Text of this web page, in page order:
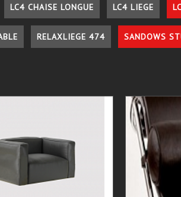
LC4 CHAISE LONGUE LC4 LIEGE
RELAXLIEGE 474 SANDOWS